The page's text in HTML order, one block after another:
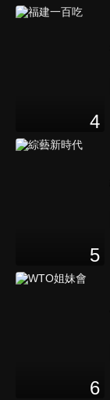
4
5
6